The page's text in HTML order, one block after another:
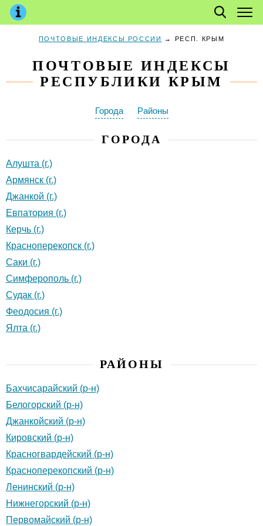
ПОЧТОВЫЕ ИНДЕКСЫ РОССИИ → РЕСП. КРЫМ
ПОЧТОВЫЕ ИНДЕКСЫ
РЕСПУБЛИКИ КРЫМ
Города Районы
ГОРОДА
Алушта (г.)
Армянск (г.)
Джанкой (г.)
Евпатория (г.)
Керчь (г.)
Красноперекопск (г.)
Саки (г.)
Симферополь (г.)
Судак (г.)
Феодосия (г.)
Ялта (г.)
РАЙОНЫ
Бахчисарайский (р-н)
Белогорский (р-н)
Джанкойский (р-н)
Кировский (р-н)
Красногвардейский (р-н)
Красноперекопский (р-н)
Ленинский (р-н)
Нижнегорский (р-н)
Первомайский (р-н)